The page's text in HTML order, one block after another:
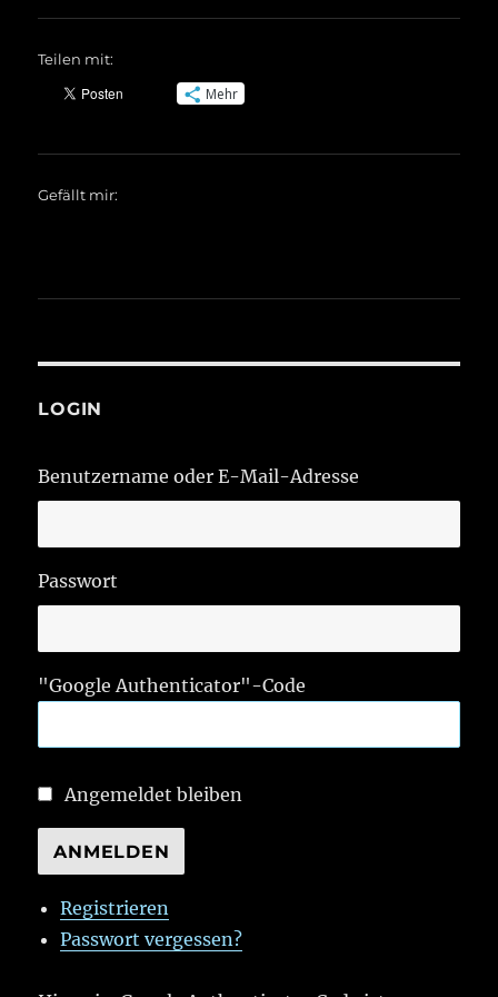
Teilen mit:
Mehr
Gefällt mir:
LOGIN
Benutzername oder E-Mail-Adresse
Passwort
"Google Authenticator"-Code
Angemeldet bleiben
ANMELDEN
Registrieren
Passwort vergessen?